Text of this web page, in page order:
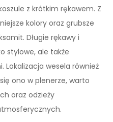
z krótkim rękawem. Z
kolory oraz grubsze
Długie rękawy i
stylowe, ale także
Lokalizacja wesela również
ono w plenerze, warto
oraz odzieży